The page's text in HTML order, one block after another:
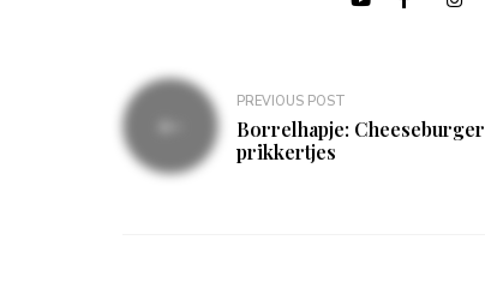
Bericht
navigatie
PREVIOUS POST
Borrelhapje: Cheeseburger
prikkertjes